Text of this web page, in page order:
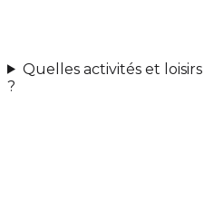
Quelles activités et
?